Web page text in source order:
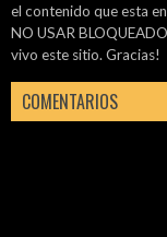
el contenido que esta
NO USAR
vivo este sitio. Gracias!
COMENTARIOS